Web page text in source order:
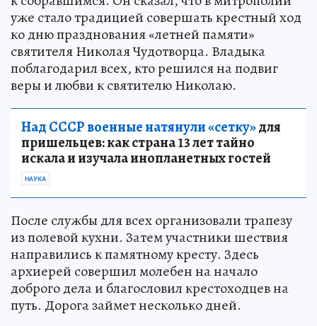
уже стало традицией совершать крестный ход
ко дню празднования «летней памяти»
святителя Николая Чудотворца. Владыка
поблагодарил всех, кто решился на подвиг
веры и любви к святителю Николаю.
Над СССР военные натянули «сетку»для
пришельцев: как страна 13 лет тайно
искала и изучала инопланетных гостей
НАУКА
После службы для всех организовали трапезу
из полевой кухни. Затем участники шествия
направились к памятному кресту. Здесь
архиерей совершил молебен на начало
доброго дела и благословил крестоходцев на
путь. Дорога займет несколько дней.